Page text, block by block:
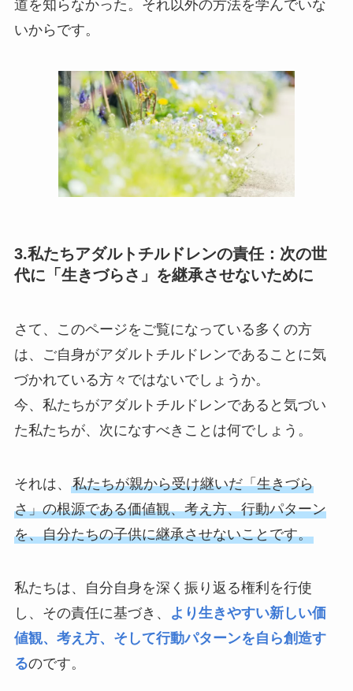
道を知らなかった。それ以外の方法を学んでいな
いからです。
3.私たちアダルトチルドレンの責任：次の世
代に「生きづらさ」を継承させないために
さて、このページをご覧になっている多くの方
は、ご自身がアダルトチルドレンであることに気
づかれている方々ではないでしょうか。
今、私たちがアダルトチルドレンであると気づい
た私たちが、次になすべきことは何でしょう。
それは、 私たちが親から受け継いだ「生きづら
さ」の根源である価値観、考え方、行動パターン
を、自分たちの子供に継承させないことです。
私たちは、自分自身を深く振り返る権利を行使
し、その責任に基づき、
より生きやすい新しい価
値観、考え方、そして行動パターンを自ら創造す
るのです。